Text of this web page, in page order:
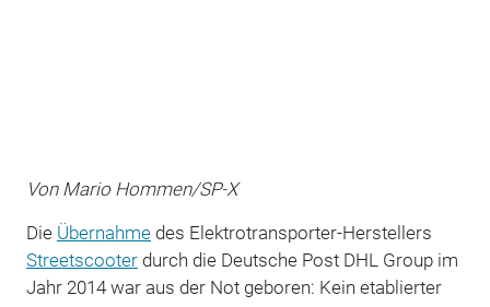
Von Mario Hommen/SP-X
Die Übernahmedes Elektrotransporter-Herstellers
Streetscooterdurch die Deutsche Post DHL Group im
Jahr 2014 war aus der Not geboren: Kein etablierter